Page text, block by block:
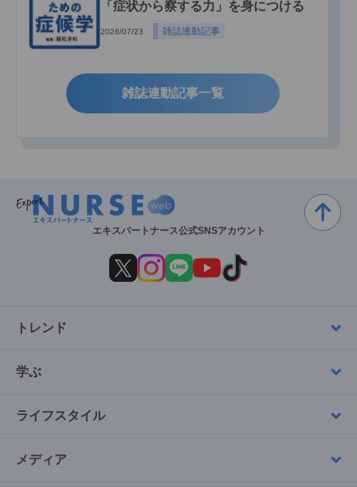
「症状から察する力」を身につける
2026/07/23 雑誌連動記事
雑誌連動記事一覧
エキスパートナース公式SNSアカウント
トレンド
学ぶ
ライフスタイル
メディア